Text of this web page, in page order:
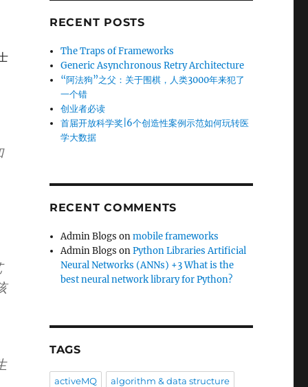
RECENT POSTS
The Traps of Frameworks
Generic Asynchronous Retry Architecture
“阿法狗”之父：关于围棋，人类3000年来犯了
一个错
创业者必读
首届开放科学奖|6个创造性案例示范如何玩转医
学大数据
RECENT COMMENTS
Admin Blogs onmobile frameworks
Admin Blogs onPython Libraries Artificial
Neural Networks (ANNs) +3 What is the
best neural network library for Python?
TAGS
activeMQ algorithm & data structure